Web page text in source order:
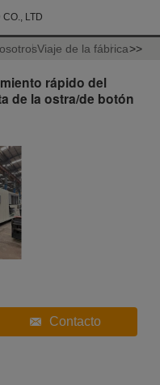
LTD
Viaje de la fábrica>>
rápido del
de la ostra/de botón
Contacto